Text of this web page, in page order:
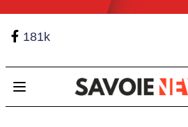
181k
Open main menu